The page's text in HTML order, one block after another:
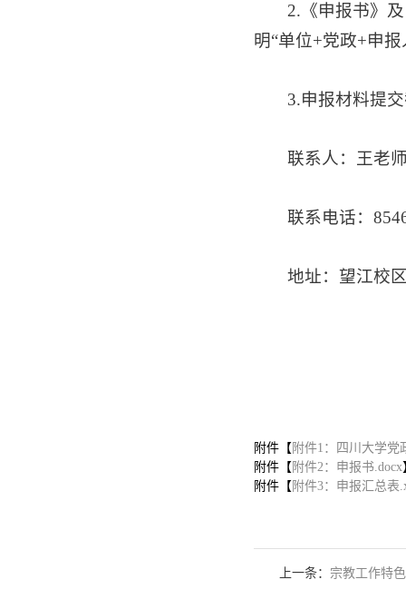
2.《申报书》
明“单位+党政+申报
3.申报材料提
联系人：王老
联系电话：
地址：望江校
附件【 附件1：四川大学党
附件【 附件2：申报书.docx
附件【 附件3：申报汇总表
上一条： 宗教工作特